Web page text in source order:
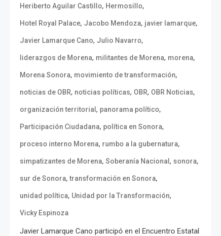
Heriberto Aguilar Castillo, Hermosillo,
Hotel Royal Palace, Jacobo Mendoza, javier lamarque,
Javier Lamarque Cano, Julio Navarro,
liderazgos de Morena, militantes de Morena, morena,
Morena Sonora, movimiento de transformación,
noticias de OBR, noticias políticas, OBR, OBR Noticias,
organización territorial, panorama político,
Participación Ciudadana, política en Sonora,
proceso interno Morena, rumbo a la gubernatura,
simpatizantes de Morena, Soberanía Nacional, sonora,
sur de Sonora,transformación en Sonora,
unidad política, Unidad por la Transformación,
Vicky Espinoza
Javier Lamarque Cano participó en el Encuentro Estatal